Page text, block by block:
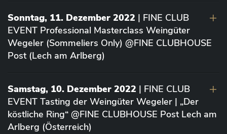
Sonntag, 11. Dezember 2022 | FINE CLUB
EVENT Professional Masterclass Weingüter
Wegeler (Sommeliers Only) @FINE CLUBHOUSE
Post (Lech am Arlberg)
Samstag, 10. Dezember 2022 | FINE CLUB
EVENT Tasting der Weingüter Wegeler | „Der
köstliche Ring“ @FINE CLUBHOUSE Post Lech am
Arlberg (Österreich)